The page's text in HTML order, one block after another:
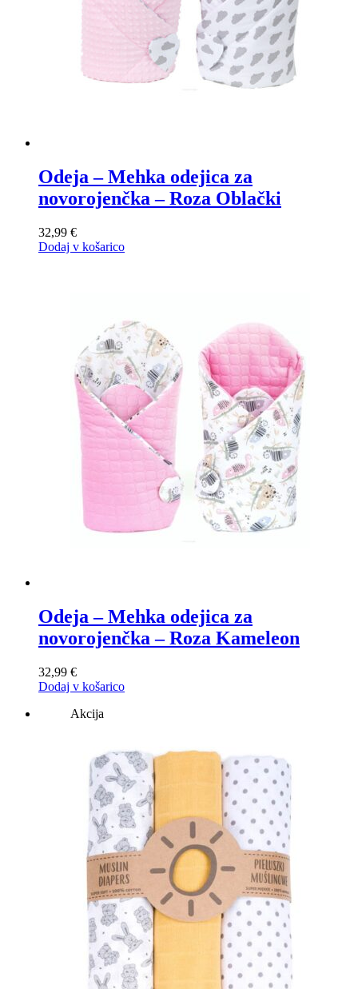
Odeja – Mehka odejica za
novorojenčka – Roza Oblački
32,99 €
Dodaj v košarico
Odeja – Mehka odejica za
novorojenčka – Roza Kameleon
32,99 €
Dodaj v košarico
Akcija